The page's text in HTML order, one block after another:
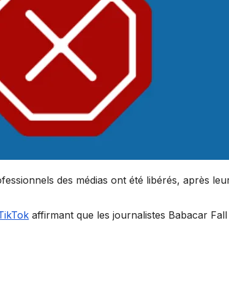
des médias ont été libérés, après
affirmant que les journalistes Babacar